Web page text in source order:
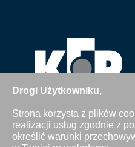
Drogi Użytkowniku,
Strona korzysta z plików
realizacji usług zgodnie z
określić warunki
Wszystkie zdjęcia Agencji
chronione prawem